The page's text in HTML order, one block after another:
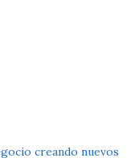
creando nuevos